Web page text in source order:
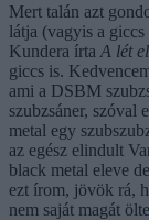
Mert talán azt
látja (vagyis a giccs
Kundera írta A lét
giccs is.
ami a DSBM
szubzsáner, szóval
metal egy
az egész elindult
black metal eleve
ezt írom, jövök rá,
nem saját magát